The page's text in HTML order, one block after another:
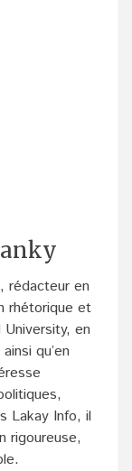
rédacteur en
rhétorique et
en
qu’en
Lakay Info, il
rigoureuse,